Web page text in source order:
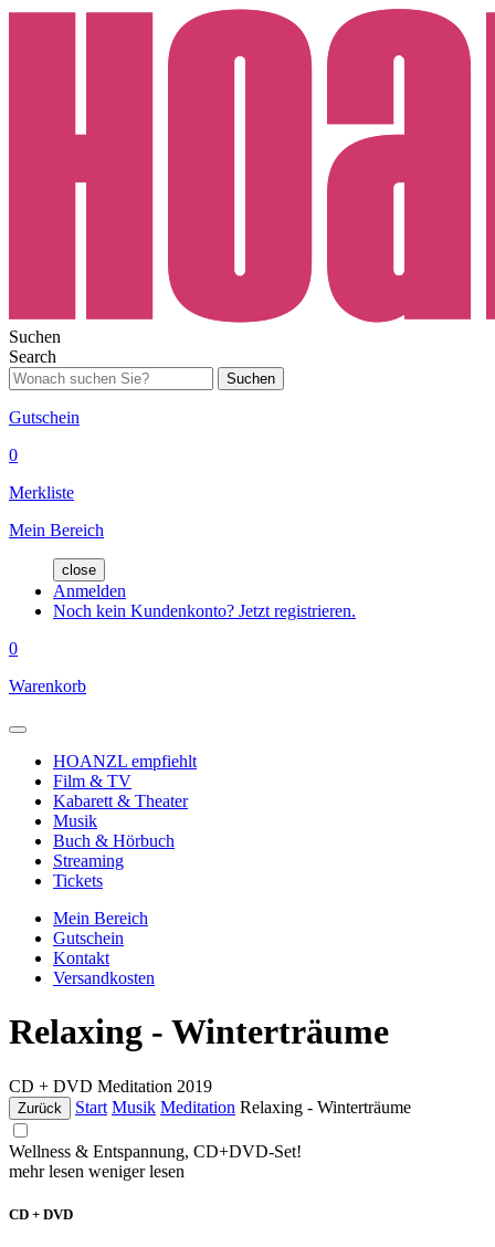
Suchen
Search
Suchen
Gutschein
0
Merkliste
Mein Bereich
close
Anmelden
Noch kein Kundenkonto? Jetzt registrieren.
0
Warenkorb
HOANZL empfiehlt
Film & TV
Kabarett & Theater
Musik
Buch & Hörbuch
Streaming
Tickets
Mein Bereich
Gutschein
Kontakt
Versandkosten
Relaxing - Winterträume
CD + DVD Meditation 2019
Zurück Start Musik Meditation Relaxing - Winterträume
Wellness & Entspannung, CD+DVD-Set!
mehr lesen weniger lesen
CD + DVD